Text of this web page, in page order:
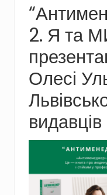
2. Я та
Олесі
видавців